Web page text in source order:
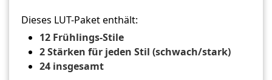
Dieses LUT-Paket enthält:
12 Frühlings-Stile
2 Stärken für jeden Stil (schwach/stark)
24 insgesamt